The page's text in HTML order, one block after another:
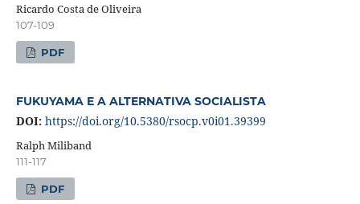
Ricardo Costa de Oliveira
107-109
PDF
FUKUYAMA E A ALTERNATIVA SOCIALISTA
DOI: https://doi.org/10.5380/rsocp.v0i01.39399
Ralph Miliband
111-117
PDF